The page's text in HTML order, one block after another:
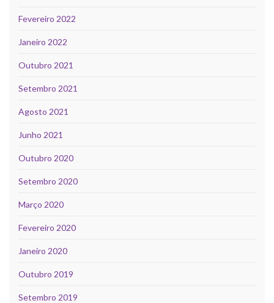
Fevereiro 2022
Janeiro 2022
Outubro 2021
Setembro 2021
Agosto 2021
Junho 2021
Outubro 2020
Setembro 2020
Março 2020
Fevereiro 2020
Janeiro 2020
Outubro 2019
Setembro 2019